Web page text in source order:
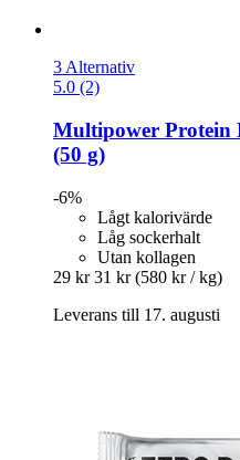
3 Alternativ
5.0 (2)
Multipower Protein
(50 g)
-6%
Lågt kalorivärde
Låg sockerhalt
Utan kollagen
29 kr 31 kr (580 kr / kg)
Leverans till 17. augusti